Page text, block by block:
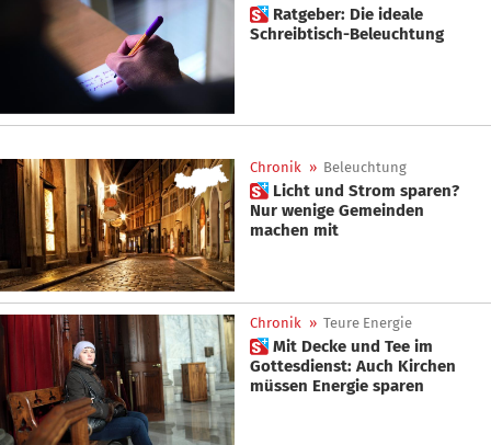
 Ratgeber: Die ideale
Schreibtisch-Beleuchtung
Chronik » Beleuchtung
 Licht und Strom sparen?
Nur wenige Gemeinden
machen mit
Chronik » Teure Energie
 Mit Decke und Tee im
Gottesdienst: Auch Kirchen
müssen Energie sparen